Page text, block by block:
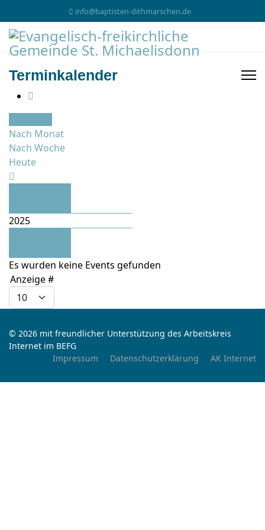
info@baptisten-dithmarschen.de
Terminkalender
Nach Monat
Nach Woche
Heute
2025
Es wurden keine Events gefunden
Limite der Paginierungsliste
Anzeige #
© 2026 mit freundlicher Unterstützung des Arbeitskreis
Internet im BEFG
Impressum
Datenschutzerklärung AK Internet